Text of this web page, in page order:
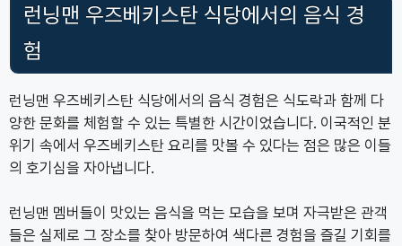
런닝맨 우즈베키스탄 식당에서의 음식 경
험
런닝맨 우즈베키스탄 식당에서의 음식 경험은 식도락과 함께 다
양한 문화를 체험할 수 있는 특별한 시간이었습니다. 이국적인 분
위기 속에서 우즈베키스탄 요리를 맛볼 수 있다는 점은 많은 이들
의 호기심을 자아냅니다.
런닝맨 멤버들이 맛있는 음식을 먹는 모습을 보며 자극받은 관객
들은 실제로 그 장소를 찾아 방문하여 색다른 경험을 즐길 기회를